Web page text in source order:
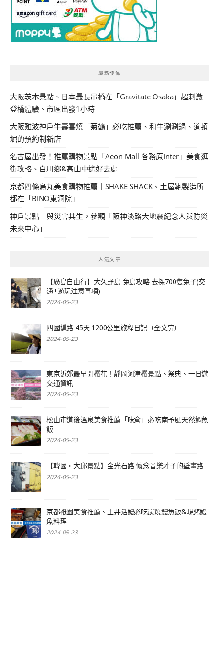
最新發佈
大阪茨木景點、日本最長吊橋在「Gravitate Osaka」超刺激
登橋體驗、市區出發1小時
大阪難波神戶牛壽喜燒「菊鶴」必吃推薦、和牛涮涮鍋、道頓
堀的預約制新店
名古屋出發！推薦購物景點「Aeon Mall 各務原Inter」美食逛
街攻略、白川鄉&高山中途好去處
京都四條烏丸美食購物推薦｜SHAKE SHACK、土屋鞄製造所
都在「BINO東洞院」
神戶景點｜與災害共生，參觀「阪神淡路大地震紀念人與防災
未來中心」
人氣文章
【廣島自由行】大久野島 兔島攻略 去探700隻兔子(交
通+遊玩注意事項)
2024-05-23
四國遍路 45天 1200公里旅程日記（全文完）
2024-05-23
東京近郊最早開櫻花！靜岡河津櫻景點、祭典、一日遊
交通資訊
2024-05-23
松山市道後溫泉美食推薦「味倉」必吃南予風天然鯛魚
飯
2024-05-23
【韓國‧大邱景點】金光石路 懷念音樂才子的壁畫路
2024-05-23
京都祇園美食推薦、土井活鰻必吃炭燒鰻魚飯&現烤鰻
魚料理
2024-05-23